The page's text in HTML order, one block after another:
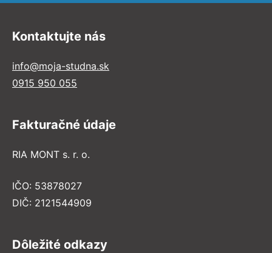
Kontaktujte nás
info@moja-studna.sk
0915 950 055
Fakturačné údaje
RIA MONT s. r. o.
IČO: 53878027
DIČ: 2121544909
Dôležité odkazy